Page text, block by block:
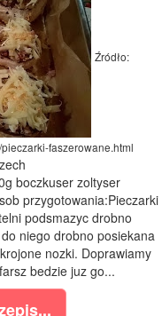
Źródło:
faszerowane.html
boczkuser zoltyser
przygotowania:Pieczarki
podsmazyc drobno
niego drobno posiekana
nozki. Doprawiamy
bedzie juz go...